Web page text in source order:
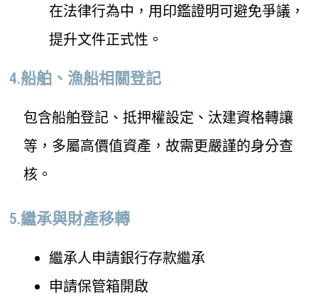
在法律行為中，用印鑑證明可避免爭議，
提升文件正式性。
4.船舶、漁船相關登記
包含船舶登記、抵押權設定、汰建資格轉讓
等，多屬高價值資產，故需更嚴謹的身分查
核。
5.繼承與財產移轉
繼承人申請銀行存款繼承
申請保管箱開啟